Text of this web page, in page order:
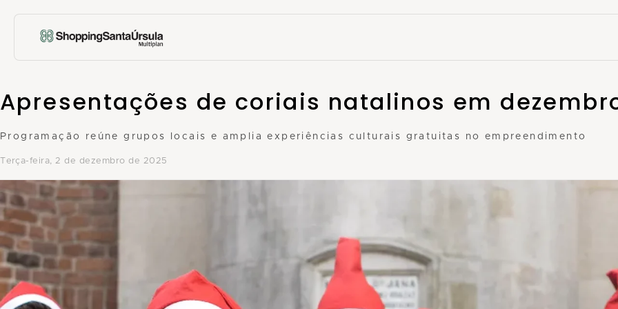
Apresentações de coriais natalinos em
Programação reúne grupos locais e amplia experiências culturais gratuitas no empreendimento
terça-feira, 2 de dezembro de 2025